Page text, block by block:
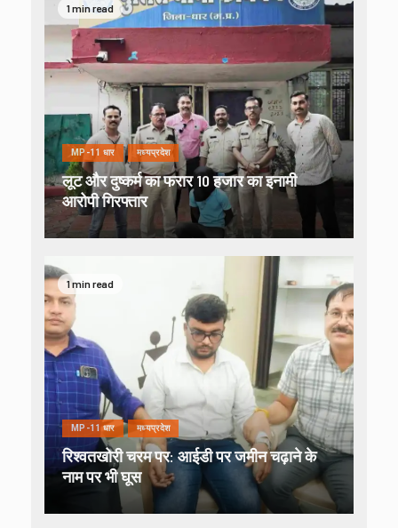
1 min read
MP-11 धार मध्यप्रदेश
लूट और दुष्कर्म का फरार 10 हजार का इनामी
आरोपी गिरफ्तार
1 min read
MP-11 धार मध्यप्रदेश
रिश्वतखोरी चरम पर: आईडी पर जमीन चढ़ाने के
नाम पर भी घूस